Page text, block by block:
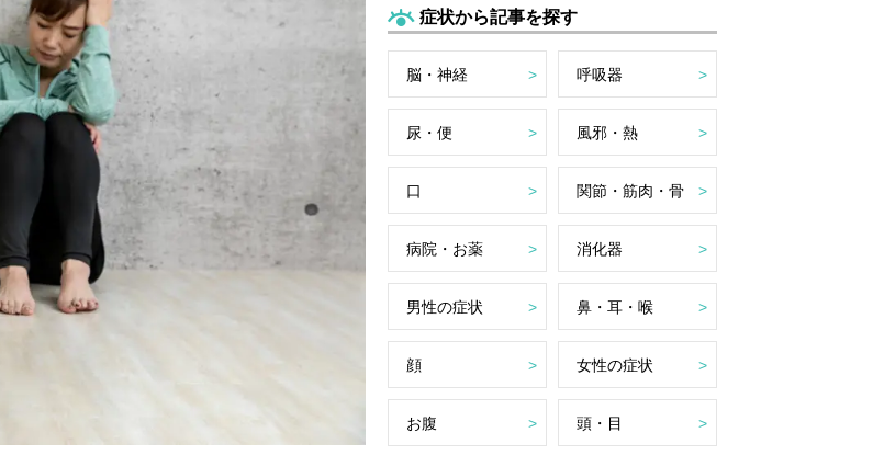
症状から記事を探す
脳・神経 呼吸器
尿・便 風邪・熱
口 関節・筋肉・骨
病院・お薬 消化器
男性の症状 鼻・耳・喉
顔 女性の症状
お腹 頭・目